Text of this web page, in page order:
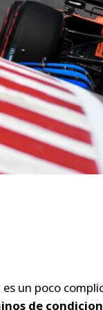
un poco
de